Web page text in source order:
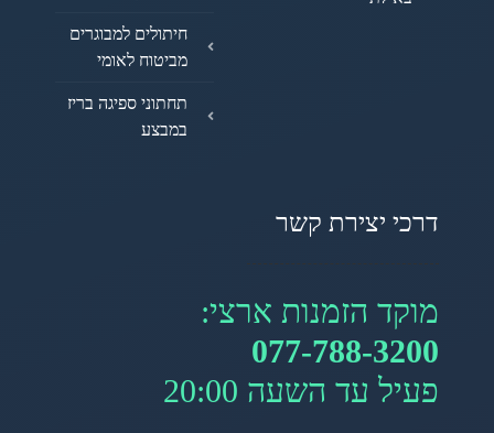
חיתולים למבוגרים
מביטוח לאומי
תחתוני ספיגה בריז
במבצע
דרכי יצירת קשר
מוקד הזמנות ארצי:
077-788-3200
פעיל עד השעה 20:00